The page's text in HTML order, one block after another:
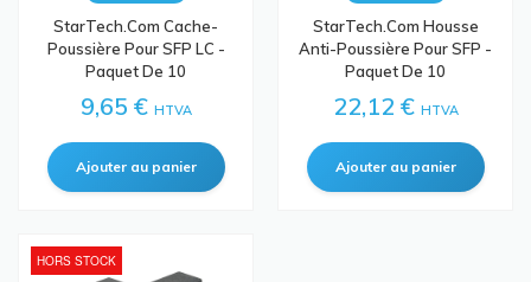
StarTech.com Cache-
Poussière Pour SFP LC -
Paquet De 10
9,65 € HTVA
StarTech.com Housse
Anti-Poussière Pour SFP -
Paquet De 10
22,12 € HTVA
HORS STOCK